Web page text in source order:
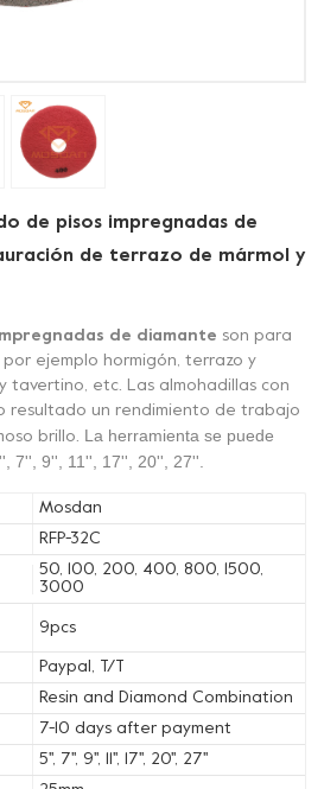
de pisos impregnadas de
de terrazo de mármol y
de diamante son para
por ejemplo hormigón, terrazo y
tavertino, etc. Las almohadillas con
resultado un rendimiento de trabajo
brillo. La herramienta se puede
7'', 9'', 11'', 17'', 20'', 27''.
Mosdan
RFP-32C
50, 100, 200, 400, 800, 1500,
3000
9pcs
Paypal, T/T
Resin and Diamond Combination
7-10 days after payment
5'', 7'', 9'', 11'', 17'', 20'', 27''